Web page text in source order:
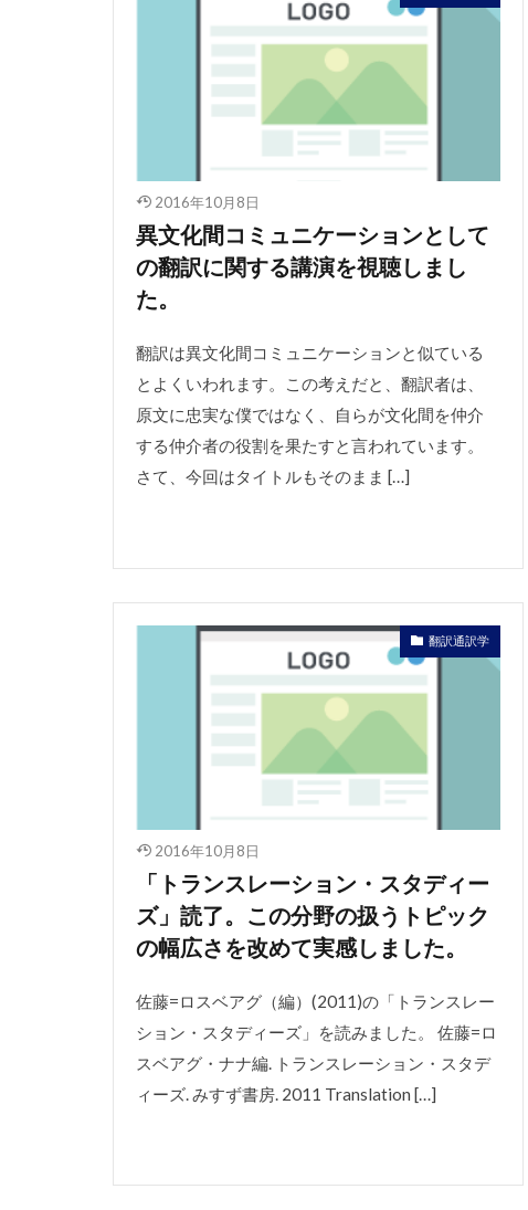
2016年10月8日
異文化間コミュニケーションとして
の翻訳に関する講演を視聴しまし
た。
翻訳は異文化間コミュニケーションと似ている
とよくいわれます。この考えだと、翻訳者は、
原文に忠実な僕ではなく、自らが文化間を仲介
する仲介者の役割を果たすと言われています。
さて、今回はタイトルもそのまま […]
翻訳通訳学
2016年10月8日
「トランスレーション・スタディー
ズ」読了。この分野の扱うトピック
の幅広さを改めて実感しました。
佐藤=ロスベアグ（編）(2011)の「トランスレー
ション・スタディーズ」を読みました。 佐藤=ロ
スベアグ・ナナ編. トランスレーション・スタデ
ィーズ. みすず書房. 2011 Translation […]